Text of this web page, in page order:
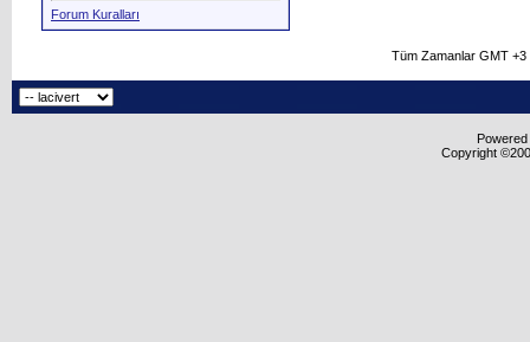
Forum Kuralları
Tüm Zamanlar GMT
Copyright